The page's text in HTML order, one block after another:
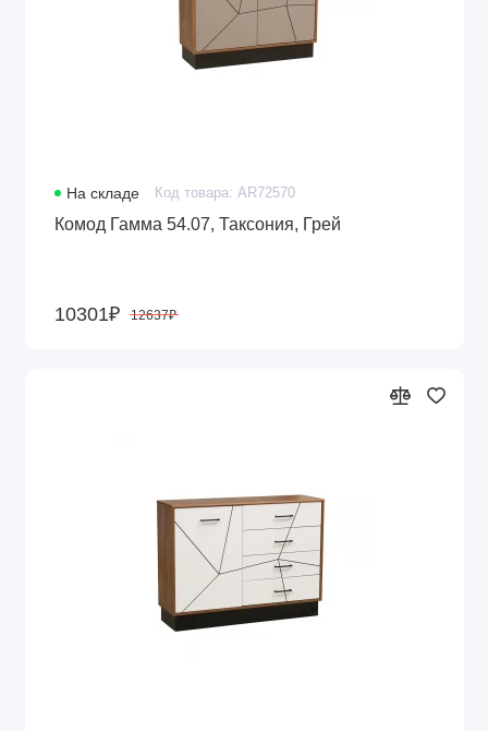
На складе Код товара: AR72570
Комод Гамма 54.07, Таксония, Грей
10301₽ 12637₽